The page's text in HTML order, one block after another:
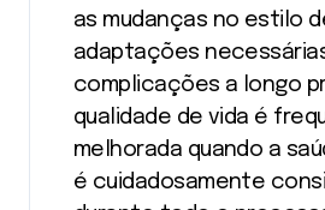
as mudanças no estilo
adaptações
complicações a longo
qualidade de vida é
melhorada quando a
é cuidadosamente